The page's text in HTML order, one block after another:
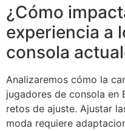
¿Cómo
experiencia a
consola
Analizaremos cómo la
jugadores de consola en
retos de ajuste. Ajustar
moda requiere